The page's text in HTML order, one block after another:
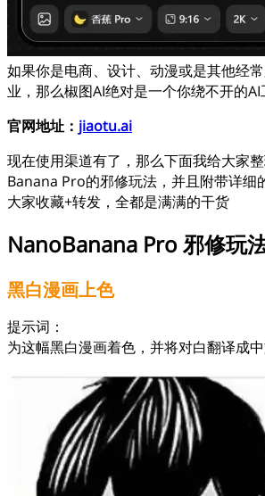
如果你是电商、设计、动漫或是其他经
业，那么椒图AI绝对是一个你绕不开的AI
官网地址： jiaotu.ai
现在使用渠道有了，那么下面我给大家
Banana Pro的邪修玩法，并且附带详细
大家收藏+转发，全都是满满的干货
NanoBanana Pro 邪修玩
黑白漫画上色
提示词：
为这幅黑白漫画着色，并将对白翻译成